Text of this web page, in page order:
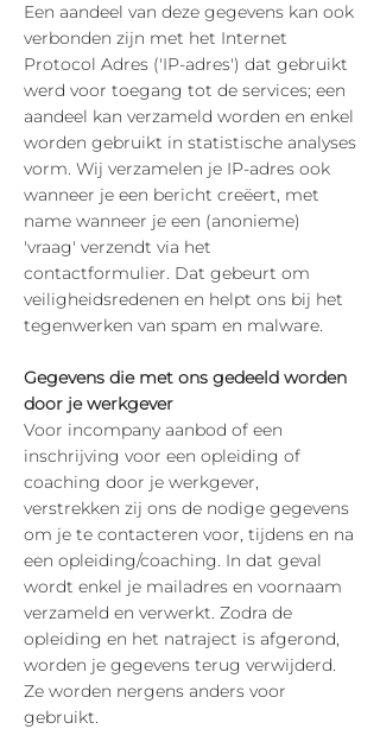
Een aandeel van deze gegevens kan ook
verbonden zijn met het Internet
Protocol Adres ('IP-adres') dat gebruikt
werd voor toegang tot de services; een
aandeel kan verzameld worden en enkel
worden gebruikt in statistische analyses
vorm. Wij verzamelen je IP-adres ook
wanneer je een bericht creëert, met
name wanneer je een (anonieme)
'vraag' verzendt via het
contactformulier. Dat gebeurt om
veiligheidsredenen en helpt ons bij het
tegenwerken van spam en malware.
Gegevens die met ons gedeeld worden
door je werkgever
Voor incompany aanbod of een
inschrijving voor een opleiding of
coaching door je werkgever,
verstrekken zij ons de nodige gegevens
om je te contacteren voor, tijdens en na
een opleiding/coaching. In dat geval
wordt enkel je mailadres en voornaam
verzameld en verwerkt. Zodra de
opleiding en het natraject is afgerond,
worden je gegevens terug verwijderd.
Ze worden nergens anders voor
gebruikt.